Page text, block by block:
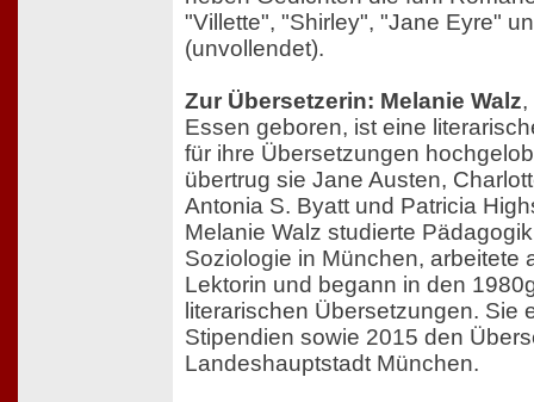
"Villette", "Shirley", "Jane Eyre"
(unvollendet).
Zur Übersetzerin: Melanie Walz,
Essen geboren, ist eine
für ihre Übersetzungen
übertrug sie Jane Austen,
Antonia S. Byatt und Patricia
Melanie Walz studierte
Soziologie in München, arbeitete
Lektorin und begann in den
literarischen Übersetzungen. Sie
Stipendien sowie 2015 den
Landeshauptstadt München.